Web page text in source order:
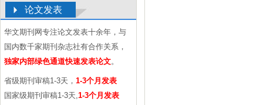
论文发表
华文期刊网专注论文发表十余年，与
国内数千家期刊杂志社有合作关系，
独家内部绿色通道快速发表论文。
省级期刊审稿1-3天， 1-3个月发表
国家级期刊审稿1-3天,1-3个月发表